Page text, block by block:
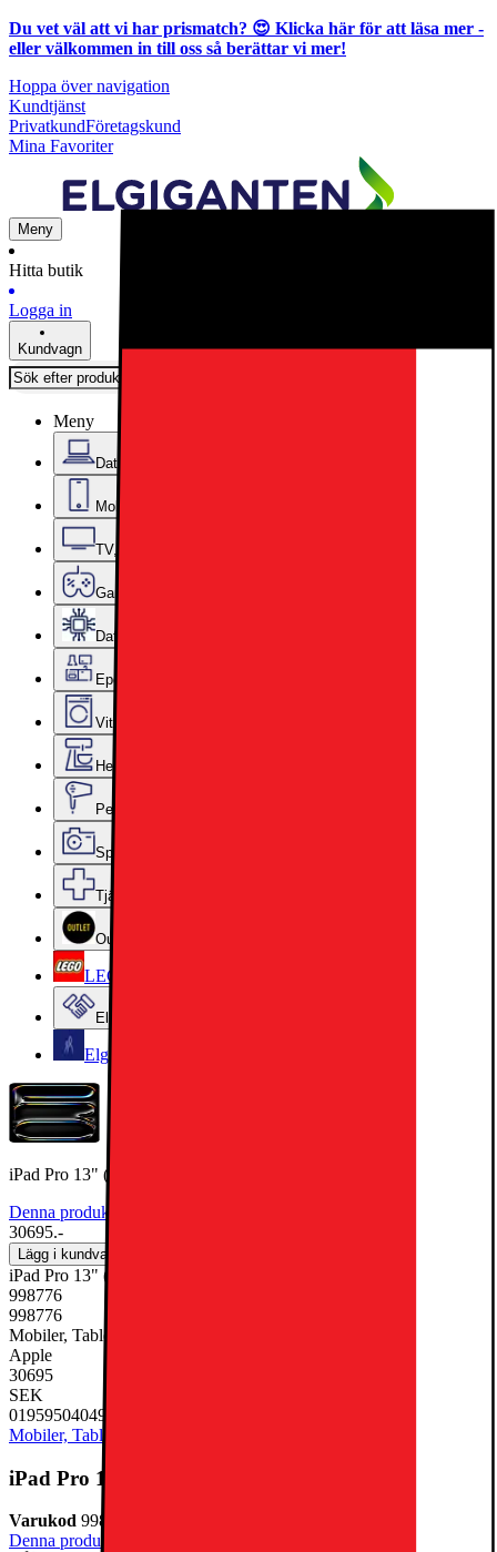
Du vet väl att vi har prismatch? 😍 Klicka här för att läsa mer -
eller välkommen in till oss så berättar vi mer!
Hoppa över navigation
Kundtjänst
PrivatkundFöretagskund
Mina Favoriter
Meny
Hitta butik
Logga in
Kundvagn
Meny
Datorer & Kontor
Mobiler, Tablets & Smartklockor
TV, Ljud & Smart Hem
Gaming
Datorkomponenter
Epoq Kök & Tvättstuga
Vitvaror
Hem, Hushåll & Trädgård
Personvård, Hälsa & Skönhet
Sport & Fritid
Tjänster & Tillbehör
Outlet
LEGO
Elgiganten Företag
Elgiganten Kundklubb
iPad Pro 13" (M5) 1TB WiFi +5G (Silver)
Denna produkt har ännu inte blivit bedömd.
30695.-
Lägg i kundvagn
iPad Pro 13" (M5) 1TB WiFi +5G (Silver)
998776
998776
Mobiler, Tablets & Smartklockor, Surfplatta
Apple
30695
SEK
0195950404975
Mobiler, Tablets & Smartklockor
iPad Pro 13" (M5) 1TB WiFi +5G (Silver)
Varukod 998776
Denna produkt har ännu inte blivit bedömd.